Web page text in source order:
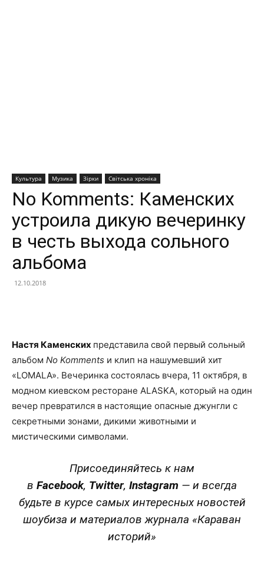
Культура Музика Зірки Світська хроніка
No Komments: Каменских
устроила дикую вечеринку
в честь выхода сольного
альбома
12.10.2018
Настя Каменских представила свой первый сольный
альбом No Komments и клип на нашумевший хит
«LOMALA». Вечеринка состоялась вчера, 11 октября, в
модном киевском ресторане ALASKA, который на один
вечер превратился в настоящие опасные джунгли с
секретными зонами, дикими животными и
мистическими символами.
Присоединяйтесь к нам
в Facebook, Twitter, Instagram — и всегда
будьте в курсе самых интересных новостей
шоубиза и материалов журнала «Караван
историй»